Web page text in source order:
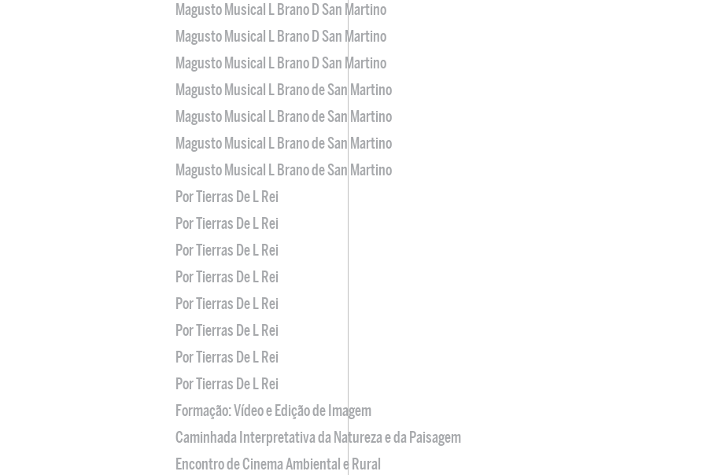
Magusto Musical L Brano D San Martino
Magusto Musical L Brano D San Martino
Magusto Musical L Brano D San Martino
Magusto Musical L Brano de San Martino
Magusto Musical L Brano de San Martino
Magusto Musical L Brano de San Martino
Magusto Musical L Brano de San Martino
Por Tierras De L Rei
Por Tierras De L Rei
Por Tierras De L Rei
Por Tierras De L Rei
Por Tierras De L Rei
Por Tierras De L Rei
Por Tierras De L Rei
Por Tierras De L Rei
Formação: Vídeo e Edição de Imagem
Caminhada Interpretativa da Natureza e da Paisagem
Encontro de Cinema Ambiental e Rural